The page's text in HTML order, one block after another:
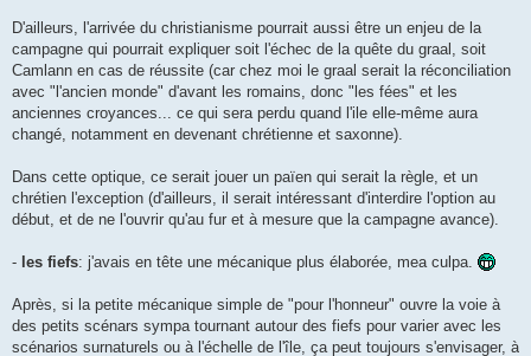
D'ailleurs, l'arrivée du christianisme pourrait aussi être un enjeu de la
campagne qui pourrait expliquer soit l'échec de la quête du graal, soit
Camlann en cas de réussite (car chez moi le graal serait la réconciliation
avec "l'ancien monde" d'avant les romains, donc "les fées" et les
anciennes croyances... ce qui sera perdu quand l'ile elle-même aura
changé, notamment en devenant chrétienne et saxonne).
Dans cette optique, ce serait jouer un païen qui serait la règle, et un
chrétien l'exception (d'ailleurs, il serait intéressant d'interdire l'option au
début, et de ne l'ouvrir qu'au fur et à mesure que la campagne avance).
- les fiefs: j'avais en tête une mécanique plus élaborée, mea culpa.
Après, si la petite mécanique simple de "pour l'honneur" ouvre la voie à
des petits scénars sympa tournant autour des fiefs pour varier avec les
scénarios surnaturels ou à l'échelle de l'île, ça peut toujours s'envisager, à